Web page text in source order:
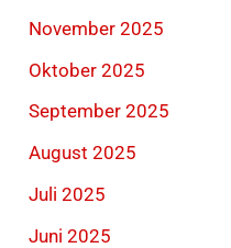
November 2025
Oktober 2025
September 2025
August 2025
Juli 2025
Juni 2025